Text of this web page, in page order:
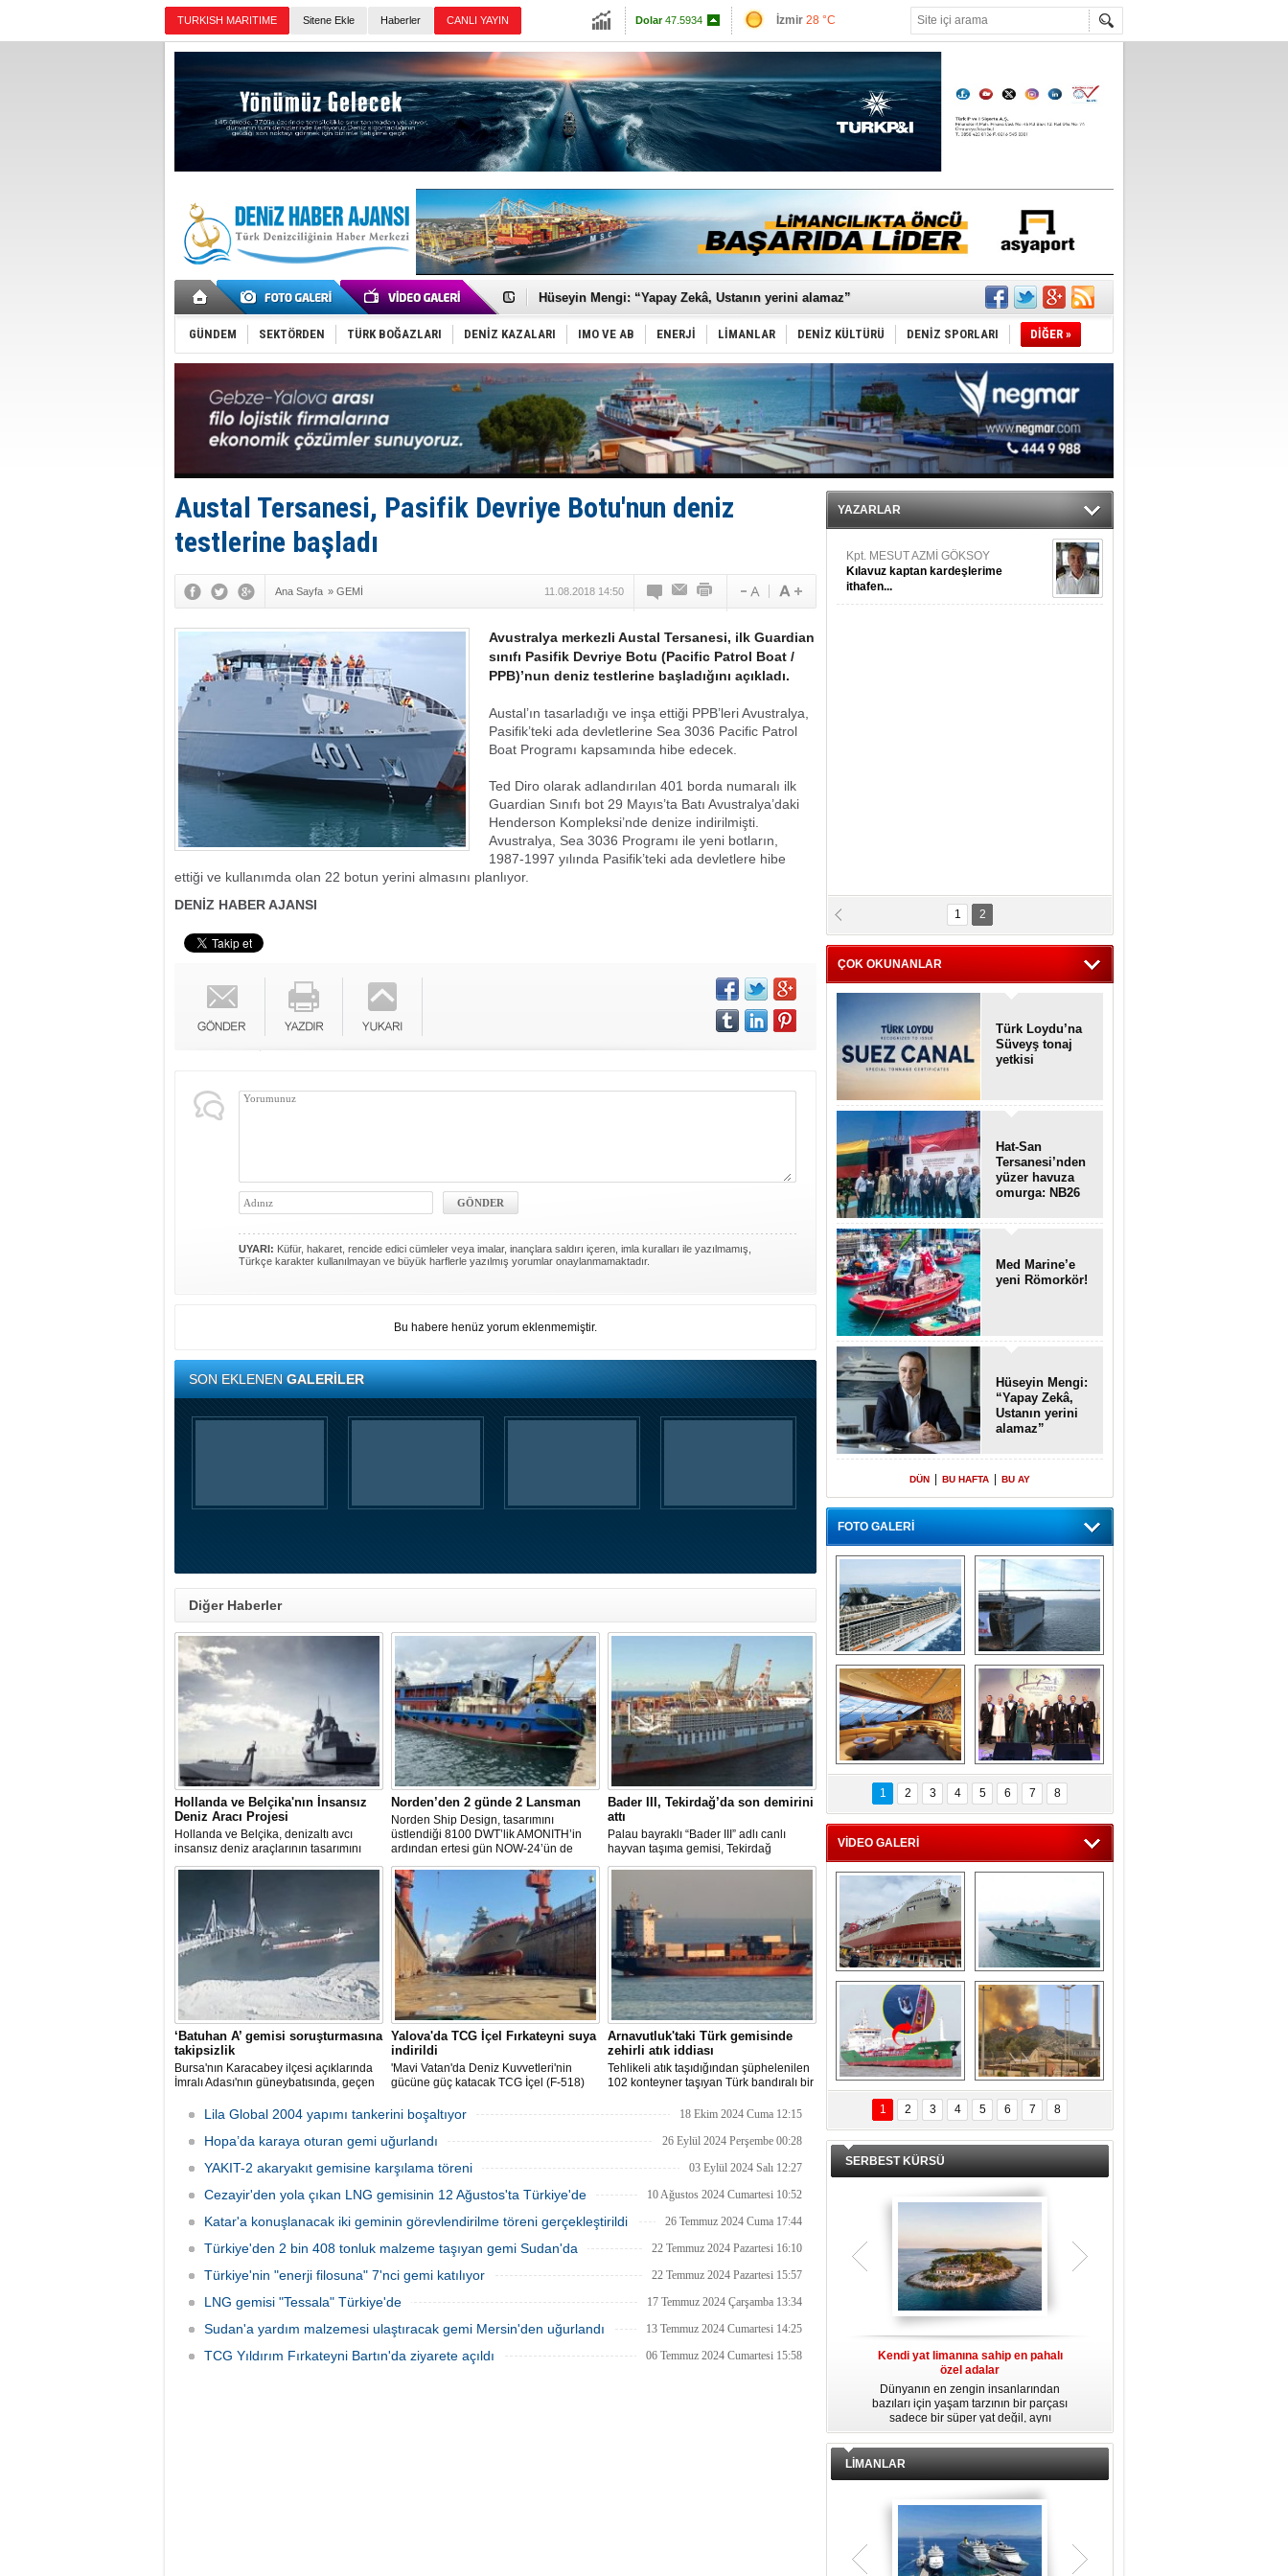
TURKISH MARITIME Sitene Ekle Haberler CANLI YAYIN Dolar47.5934 İzmir 28 °C
Muğla25 °C
Çanakkale24 °C
Baltık Denizi'nde tarih yazıldı!
Runit kubbesi okyanusun derinliklerinde halkı tehdit ediyor
Dünyanın en tehlikeli yosunu: Yüz binlerce canlıyı öldürmüş
Türk Loydu’na Süveyş tonaj yetkisi
Hat-San Tersanesi’nden yüzer havuza omurga: NB26
Med Marine’e yeni Römorkör!
KOSDER’den Karadeniz için ‘Çağrı’!
Kalyoncu’dan ‘Sefer’ kararı!
Tekne, su aldı: 100 yolcu, tahliye edildi
Bacasında yangın çıkan Tanker, demirletildi
Dışişleri Bakanlığı'ndan açıklama: "Takipteyiz"
Depo ve tekneler, alevlere teslim oldu
Kruvaziyer Şirketleri işte buralara ‘Yatırım’ yapıyor
SES Yachts’tan EPOQ 36!
GÜNDEM SEKTÖRDEN TÜRK BOĞAZLARI DENİZ KAZALARI IMO VE AB ENERJİ LİMANLAR DENİZ KÜLTÜRÜ DENİZ SPORLARI DİĞER »
Austal Tersanesi, Pasifik Devriye Botu'nun deniz
testlerine başladı
Ana Sayfa » GEMİ 11.08.2018 14:50
Avustralya merkezli Austal Tersanesi, ilk Guardian
sınıfı Pasifik Devriye Botu (Pacific Patrol Boat /
PPB)’nun deniz testlerine başladığını açıkladı.
Austal’ın tasarladığı ve inşa ettiği PPB’leri Avustralya,
Pasifik’teki ada devletlerine Sea 3036 Pacific Patrol
Boat Programı kapsamında hibe edecek.
Ted Diro olarak adlandırılan 401 borda numaralı ilk
Guardian Sınıfı bot 29 Mayıs’ta Batı Avustralya’daki
Henderson Kompleksi’nde denize indirilmişti.
Avustralya, Sea 3036 Programı ile yeni botların,
1987-1997 yılında Pasifik’teki ada devletlere hibe
ettiği ve kullanımda olan 22 botun yerini almasını planlıyor.
DENİZ HABER AJANSI
UYARI: Küfür, hakaret, rencide edici cümleler veya imalar, inançlara saldırı içeren, imla kuralları ile yazılmamış,
Türkçe karakter kullanılmayan ve büyük harflerle yazılmış yorumlar onaylanmamaktadır.
Bu habere henüz yorum eklenmemiştir.
SON EKLENENGALERİLER
Diğer Haberler
Hollanda ve Belçika'nın İnsansız
Deniz Aracı Projesi
Hollanda ve Belçika, denizaltı avcı
insansız deniz araçlarının tasarımını
başlattı. Proje, 2 ülkenin deniz
kuvvetlerinin gelecekteki denizaltı karşıtı
yeteneklerini desteklemeyi amaçlıyor.
Norden’den 2 günde 2 Lansman
Norden Ship Design, tasarımını
üstlendiği 8100 DWT’lik AMONITH’in
ardından ertesi gün NOW-24’ün de
denize kavuşmasını kutladı.
Bader III, Tekirdağ’da son demirini
attı
Palau bayraklı “Bader III” adlı canlı
hayvan taşıma gemisi, Tekirdağ
açıklarına demirledi.
‘Batuhan A’ gemisi soruşturmasına
takipsizlik
Bursa'nın Karacabey ilçesi açıklarında
İmralı Adası'nın güneybatısında, geçen
batmasıyla ilgili başlatılan soruşturma,
Yalova'da TCG İçel Fırkateyni suya
indirildi
'Mavi Vatan'da Deniz Kuvvetleri'nin
gücüne güç katacak TCG İçel (F-518)
düzenlenen törenle suya indirildi.
Arnavutluk'taki Türk gemisinde
zehirli atık iddiası
Tehlikeli atık taşıdığından şüphelenilen
102 konteyner taşıyan Türk bandıralı bir
izleme kuruluşunun uyarısı üzerine
Lila Global 2004 yapımı tankerini boşaltıyor 18 Ekim 2024 Cuma 12:15
Hopa’da karaya oturan gemi uğurlandı 26 Eylül 2024 Perşembe 00:28
YAKIT-2 akaryakıt gemisine karşılama töreni 03 Eylül 2024 Salı 12:27
Cezayir'den yola çıkan LNG gemisinin 12 Ağustos'ta Türkiye'de 10 Ağustos 2024 Cumartesi 10:52
Katar'a konuşlanacak iki geminin görevlendirilme töreni gerçekleştirildi 26 Temmuz 2024 Cuma 17:44
Türkiye'den 2 bin 408 tonluk malzeme taşıyan gemi Sudan'da 22 Temmuz 2024 Pazartesi 16:10
Türkiye'nin "enerji filosuna" 7'nci gemi katılıyor 22 Temmuz 2024 Pazartesi 15:57
LNG gemisi "Tessala" Türkiye'de 17 Temmuz 2024 Çarşamba 13:34
Sudan'a yardım malzemesi ulaştıracak gemi Mersin'den uğurlandı 13 Temmuz 2024 Cumartesi 14:25
TCG Yıldırım Fırkateyni Bartın'da ziyarete açıldı 06 Temmuz 2024 Cumartesi 15:58
YAZARLAR
Sayın Abdulkadir Uraloğlu, şaibeli bir
isim olan Ali Kurumahmut’a ne
danışıyorsunuz?
JURNAL
Kirli geçmişi olanlar, ahlak dersi
veremez!
Kpt. Dr. HASAN TERZİ
Montrö, yurtta ve dünyada barıştır
inşa sanayi üzerine etkileri
Kpt. MESUT AZMİ GÖKSOY
Kılavuz kaptan kardeşlerime
ithafen...
1 2
ÇOK OKUNANLAR
Türk Loydu’na
Süveyş tonaj
yetkisi
Hat-San
Tersanesi’nden
yüzer havuza
omurga: NB26
Med Marine’e
yeni Römorkör!
Hüseyin Mengi:
“Yapay Zekâ,
Ustanın yerini
alamaz”
DÜN BU HAFTA BU AY
FOTO GALERİ
“Gemi içinde gemi”
konsepti ile MSC
Splendida
Dünyada tek!
Denizaltı yüzer
havuzu intikal
seyrine başladı
MSC'den 55 milyon
euroluk turizm geliri
müjdesi
5. Bosphorus Ship
Brokers Dinner,
İstanbul’da yapıldı
1 2 3 4 5 6 7 8
VİDEO GALERİ
Çeksan Tersanesi,
Başaran Bayrak
tankerini suya
indirdi
TCG Anadolu,
tersane teknik
seyrini tamamladı
Göçmenlerin
imdadına Türk
sahipli MINA DENIZ
yetişti
Milas’taki yangın
yeniden termik
santrallere doğru
ilerliyor
1 2 3 4 5 6 7 8
SERBEST KÜRSÜ
Fransız Meridiam, Boğaz köprüleri
Sultan Mehmet Köprüsü'nün
özelleştirilmesine yönelik ihaleyle
Kendi yat limanına sahip en pahalı
özel adalar
Dünyanın en zengin insanlarından
bazıları için yaşam tarzının bir parçası
sadece bir süper yat değil, aynı
zamanda kendi yat limanı, helikopter
pisti ve seçkin villaları da içeren koca
üretebilen bir yaşam alanına
LİMANLAR